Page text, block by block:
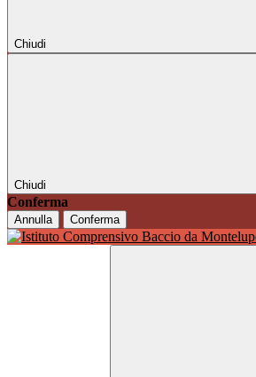
Chiudi
Chiudi
Conferma
Annulla Conferma